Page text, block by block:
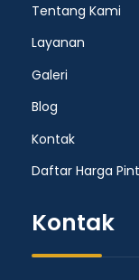
Tentang Kami
Layanan
Galeri
Blog
Kontak
Daftar Harga
Kontak